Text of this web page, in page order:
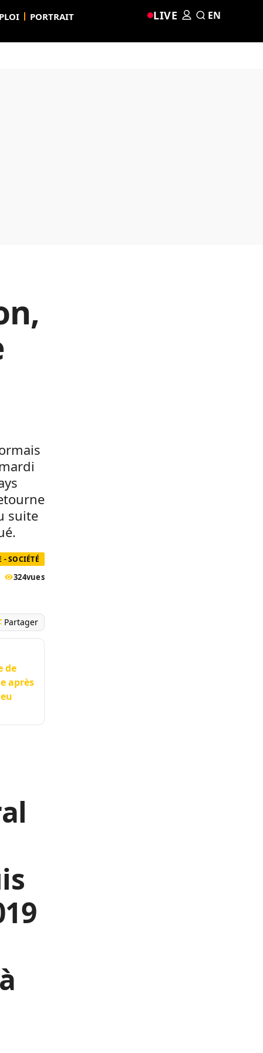
PORTRAIT LIVE EN
suite
- SOCIÉTÉ
324vues
Partager
de
après